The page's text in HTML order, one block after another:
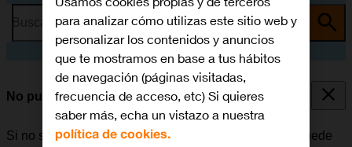
Busca por problema o tema
No puedo recibir mensajes en mi contestador
Si no se pueden recibir mensajes en el contestador, puede
para analizar cómo utilizas este sitio web y
personalizar los contenidos y anuncios
que te mostramos en base a tus hábitos
de navegación (páginas visitadas,
frecuencia de acceso, etc) Si quieres
saber más, echa un vistazo a nuestra
política de cookies.